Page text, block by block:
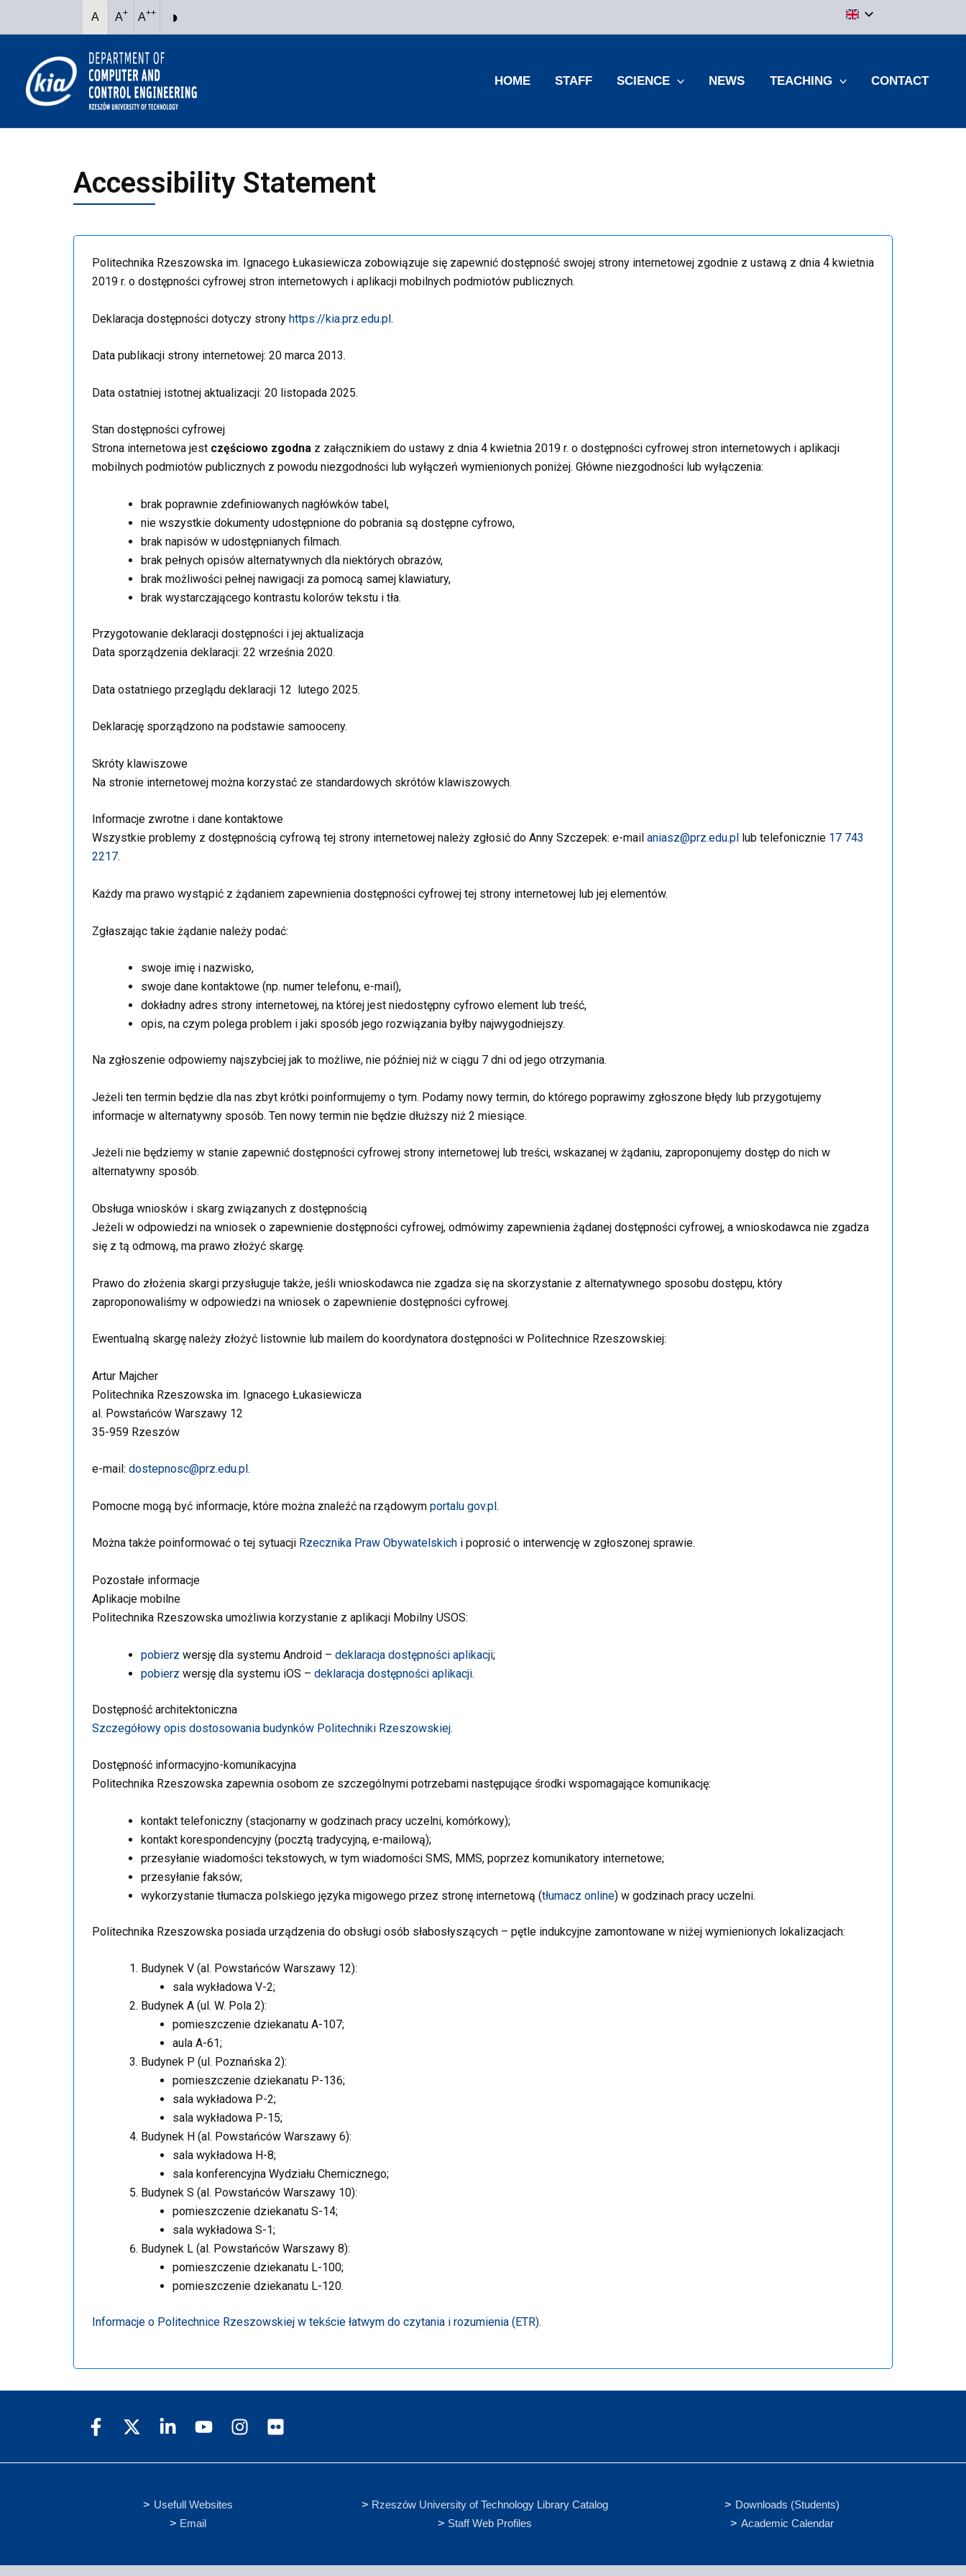
A A+ A++ ◑
HOME STAFF SCIENCE NEWS TEACHING CONTACT
Accessibility Statement
Politechnika Rzeszowska im. Ignacego Łukasiewicza zobowiązuje się zapewnić dostępność swojej strony internetowej zgodnie z ustawą z dnia 4 kwietnia
2019 r. o dostępności cyfrowej stron internetowych i aplikacji mobilnych podmiotów publicznych.
Deklaracja dostępności dotyczy strony https://kia.prz.edu.pl.
Data publikacji strony internetowej: 20 marca 2013.
Data ostatniej istotnej aktualizacji: 20 listopada 2025.
Stan dostępności cyfrowej
Strona internetowa jest częściowo zgodna z załącznikiem do ustawy z dnia 4 kwietnia 2019 r. o dostępności cyfrowej stron internetowych i aplikacji
mobilnych podmiotów publicznych z powodu niezgodności lub wyłączeń wymienionych poniżej. Główne niezgodności lub wyłączenia:
brak poprawnie zdefiniowanych nagłówków tabel,
nie wszystkie dokumenty udostępnione do pobrania są dostępne cyfrowo,
brak napisów w udostępnianych filmach.
brak pełnych opisów alternatywnych dla niektórych obrazów,
brak możliwości pełnej nawigacji za pomocą samej klawiatury,
brak wystarczającego kontrastu kolorów tekstu i tła.
Przygotowanie deklaracji dostępności i jej aktualizacja
Data sporządzenia deklaracji: 22 września 2020.
Data ostatniego przeglądu deklaracji 12 lutego 2025.
Deklarację sporządzono na podstawie samooceny.
Skróty klawiszowe
Na stronie internetowej można korzystać ze standardowych skrótów klawiszowych.
Informacje zwrotne i dane kontaktowe
Wszystkie problemy z dostępnością cyfrową tej strony internetowej należy zgłosić do Anny Szczepek: e-mail aniasz@prz.edu.pl lub telefonicznie 17 743
2217.
Każdy ma prawo wystąpić z żądaniem zapewnienia dostępności cyfrowej tej strony internetowej lub jej elementów.
Zgłaszając takie żądanie należy podać:
swoje imię i nazwisko,
swoje dane kontaktowe (np. numer telefonu, e-mail),
dokładny adres strony internetowej, na której jest niedostępny cyfrowo element lub treść,
opis, na czym polega problem i jaki sposób jego rozwiązania byłby najwygodniejszy.
Na zgłoszenie odpowiemy najszybciej jak to możliwe, nie później niż w ciągu 7 dni od jego otrzymania.
Jeżeli ten termin będzie dla nas zbyt krótki poinformujemy o tym. Podamy nowy termin, do którego poprawimy zgłoszone błędy lub przygotujemy
informacje w alternatywny sposób. Ten nowy termin nie będzie dłuższy niż 2 miesiące.
Jeżeli nie będziemy w stanie zapewnić dostępności cyfrowej strony internetowej lub treści, wskazanej w żądaniu, zaproponujemy dostęp do nich w
alternatywny sposób.
Obsługa wniosków i skarg związanych z dostępnością
Jeżeli w odpowiedzi na wniosek o zapewnienie dostępności cyfrowej, odmówimy zapewnienia żądanej dostępności cyfrowej, a wnioskodawca nie zgadza
się z tą odmową, ma prawo złożyć skargę.
Prawo do złożenia skargi przysługuje także, jeśli wnioskodawca nie zgadza się na skorzystanie z alternatywnego sposobu dostępu, który
zaproponowaliśmy w odpowiedzi na wniosek o zapewnienie dostępności cyfrowej.
Ewentualną skargę należy złożyć listownie lub mailem do koordynatora dostępności w Politechnice Rzeszowskiej:
Artur Majcher
Politechnika Rzeszowska im. Ignacego Łukasiewicza
al. Powstańców Warszawy 12
35-959 Rzeszów
e-mail: dostepnosc@prz.edu.pl .
Pomocne mogą być informacje, które można znaleźć na rządowym portalu gov.pl.
Można także poinformować o tej sytuacji Rzecznika Praw Obywatelskich i poprosić o interwencję w zgłoszonej sprawie.
Pozostałe informacje
Aplikacje mobilne
Politechnika Rzeszowska umożliwia korzystanie z aplikacji Mobilny USOS:
pobierz wersję dla systemu Android – deklaracja dostępności aplikacji;
pobierz wersję dla systemu iOS – deklaracja dostępności aplikacji.
Dostępność architektoniczna
Szczegółowy opis dostosowania budynków Politechniki Rzeszowskiej.
Dostępność informacyjno-komunikacyjna
Politechnika Rzeszowska zapewnia osobom ze szczególnymi potrzebami następujące środki wspomagające komunikację:
kontakt telefoniczny (stacjonarny w godzinach pracy uczelni, komórkowy);
kontakt korespondencyjny (pocztą tradycyjną, e-mailową);
przesyłanie wiadomości tekstowych, w tym wiadomości SMS, MMS, poprzez komunikatory internetowe;
przesyłanie faksów;
wykorzystanie tłumacza polskiego języka migowego przez stronę internetową (tłumacz online) w godzinach pracy uczelni.
Politechnika Rzeszowska posiada urządzenia do obsługi osób słabosłyszących – pętle indukcyjne zamontowane w niżej wymienionych lokalizacjach:
Budynek V (al. Powstańców Warszawy 12):
sala wykładowa V-2;
Budynek A (ul. W. Pola 2):
pomieszczenie dziekanatu A-107;
aula A-61;
Budynek P (ul. Poznańska 2):
pomieszczenie dziekanatu P-136;
sala wykładowa P-2;
sala wykładowa P-15;
Budynek H (al. Powstańców Warszawy 6):
sala wykładowa H-8;
sala konferencyjna Wydziału Chemicznego;
Budynek S (al. Powstańców Warszawy 10):
pomieszczenie dziekanatu S-14;
sala wykładowa S-1;
Budynek L (al. Powstańców Warszawy 8):
pomieszczenie dziekanatu L-100;
pomieszczenie dziekanatu L-120.
Informacje o Politechnice Rzeszowskiej w tekście łatwym do czytania i rozumienia (ETR).
Usefull Websites
Email
Rzeszów University of Technology Library Catalog
Staff Web Profiles
Downloads (Students)
Academic Calendar